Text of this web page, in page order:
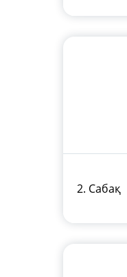
2. Сабақ